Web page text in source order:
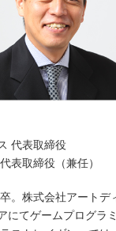
代表取締役
表取締役（兼任）
。株式会社アートデ
にてゲームプログラ